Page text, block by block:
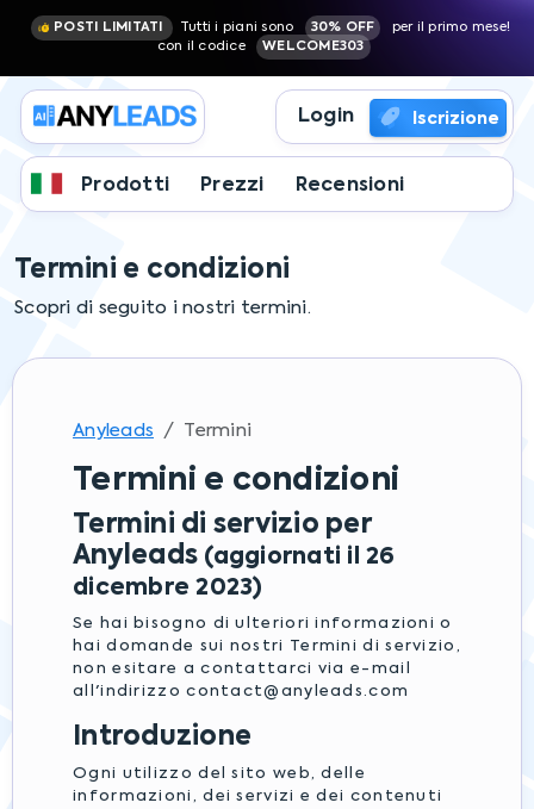
POSTI LIMITATI Tutti i piani sono 30% OFF
per il primo mese!
con il codice
WELCOME303
Login Iscrizione
Prodotti Prezzi Recensioni
Termini e condizioni
Scopri di seguito i nostri termini.
Anyleads Termini
Termini e condizioni
Termini di servizio per
Anyleads (aggiornati il 26
dicembre 2023)
Se hai bisogno di ulteriori informazioni o
hai domande sui nostri Termini di servizio,
non esitare a contattarci via e-mail
all'indirizzo contact@anyleads.com
Introduzione
Ogni utilizzo del sito web, delle
informazioni, dei servizi e dei contenuti